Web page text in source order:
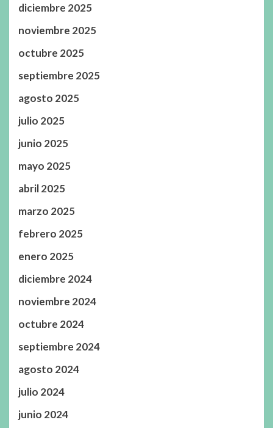
diciembre 2025
noviembre 2025
octubre 2025
septiembre 2025
agosto 2025
julio 2025
junio 2025
mayo 2025
abril 2025
marzo 2025
febrero 2025
enero 2025
diciembre 2024
noviembre 2024
octubre 2024
septiembre 2024
agosto 2024
julio 2024
junio 2024